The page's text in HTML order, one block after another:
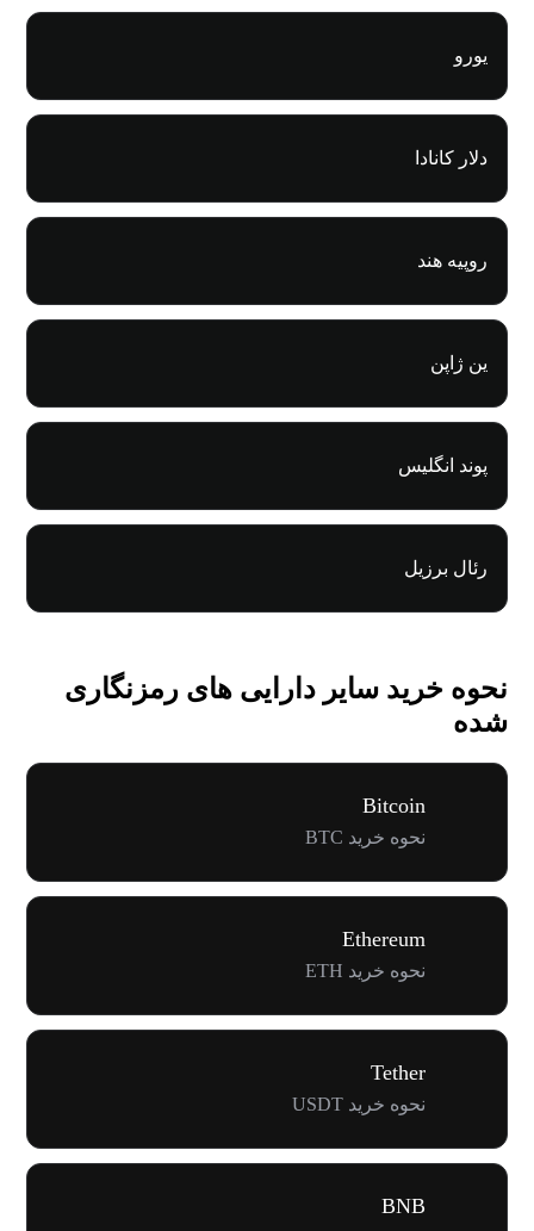
یورو
دلار کانادا
روپیه هند
ین ژاپن
پوند انگلیس
رئال برزیل
نحوه خرید سایر دارایی های رمزنگاری
شده
Bitcoin
نحوه خرید BTC
Ethereum
نحوه خرید ETH
Tether
نحوه خرید USDT
BNB